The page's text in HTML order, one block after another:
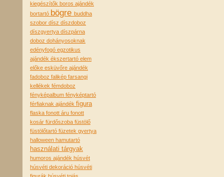
kiegészítők boros ajándék
bortartó bögre buddha
szobor dísz díszdoboz
díszgyertya díszpárna
doboz dohányosoknak
edényfogó egzotikus
ajándék ékszertartó elem
előke esküvőre ajándék
fadoboz falikép farsangi
kellékek fémdoboz
fényképalbum fényképtartó
férfiaknak ajándék figura
flaska fonott áru fonott
kosár fürdőszoba füstölő
füstölőtartó füzetek gyertya
halloween hamutartó
használati tárgyak
humoros ajándék húsvét
húsvéti dekoráció húsvéti